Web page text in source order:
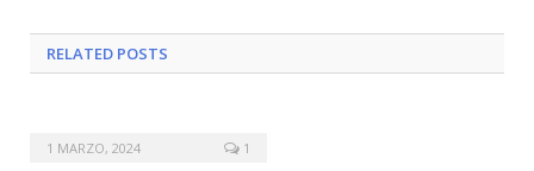
RELATED POSTS
1 MARZO, 2024 1